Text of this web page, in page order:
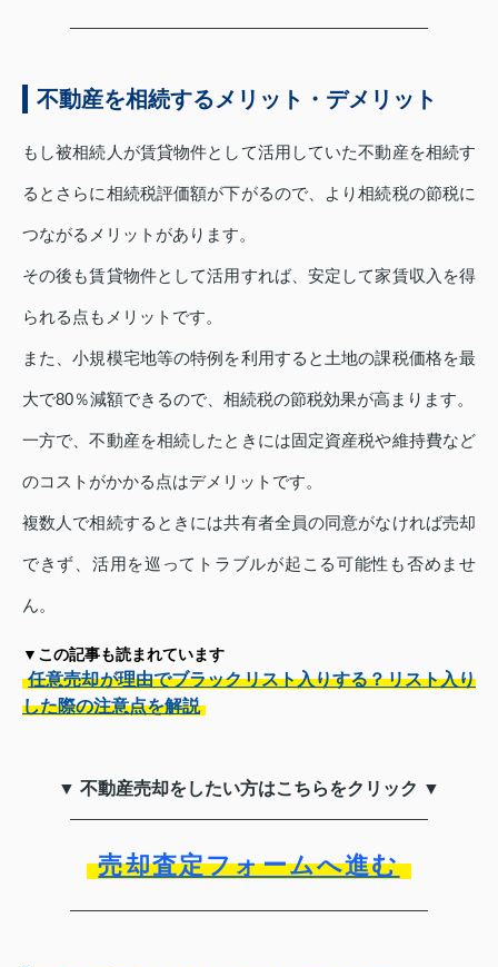
不動産を相続するメリット・デメリット
もし被相続人が賃貸物件として活用していた不動産を相続す
るとさらに相続税評価額が下がるので、より相続税の節税に
つながるメリットがあります。
その後も賃貸物件として活用すれば、安定して家賃収入を得
られる点もメリットです。
また、小規模宅地等の特例を利用すると土地の課税価格を最
大で80％減額できるので、相続税の節税効果が高まります。
一方で、不動産を相続したときには固定資産税や維持費など
のコストがかかる点はデメリットです。
複数人で相続するときには共有者全員の同意がなければ売却
できず、活用を巡ってトラブルが起こる可能性も否めませ
ん。
▼この記事も読まれています
任意売却が理由でブラックリスト入りする？リスト入り
した際の注意点を解説
▼ 不動産売却をしたい方はこちらをクリック ▼
売却査定フォームへ進む